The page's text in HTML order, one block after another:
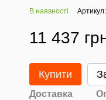
В наявності
11 437
Купити
Доставка